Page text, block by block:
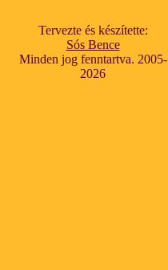
Tervezte és készítette:
Sós Bence
Minden jog fenntartva. 2005-
2026